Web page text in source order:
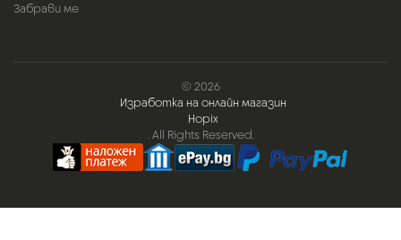
Забрави ме
© 2026
Изработка на онлайн магазин
Hopix
. All Rights Reserved.